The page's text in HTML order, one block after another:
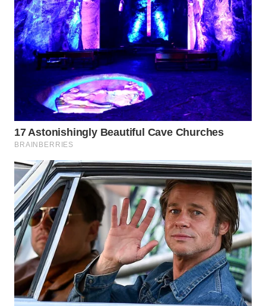
WN
SUMSEL
WN
BENGKULU
WN
LAMPUNG
WN
JATENG
WN
NUSANTARA
WN
JOGJA
WN
JATIM